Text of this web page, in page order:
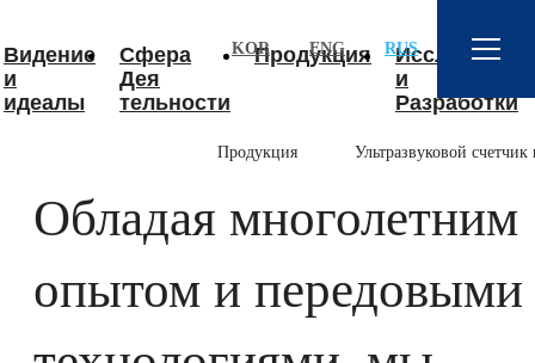
서브 내용 영역 바로가기
Видение
и
идеалы
Сфера
Дея
тельности
Продукция
и
Разработки
KOR ENG RUS
Продукция Ультразвуковой счетчик
Обладая многолетним
опытом и передовыми